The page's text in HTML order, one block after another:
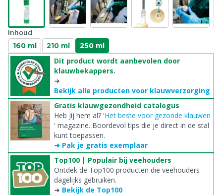
Inhoud
160 ml 210 ml 250 ml
Dit product wordt aanbevolen door
klauwbekappers.
➜
Bekijk alle producten voor klauwverzorging
Gratis klauwgezondheid catalogus
Heb jij hem al? 'Het beste voor gezonde klauwen
' magazine. Boordevol tips die je direct in de stal
kunt toepassen.
➜ Pak je gratis exemplaar
Top100 | Populair bij veehouders
Ontdek de Top100 producten die veehouders
dagelijks gebruiken.
➜ Bekijk de Top100